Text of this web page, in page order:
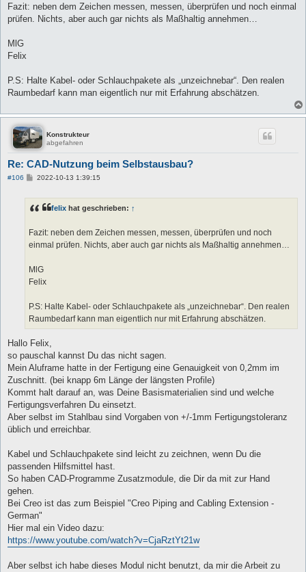
Fazit: neben dem Zeichen messen, messen, überprüfen und noch einmal
prüfen. Nichts, aber auch gar nichts als Maßhaltig annehmen…
MlG
Felix
P.S: Halte Kabel- oder Schlauchpakete als „unzeichnebar“. Den realen
Raumbedarf kann man eigentlich nur mit Erfahrung abschätzen.
Konstrukteur
abgefahren
Re: CAD-Nutzung beim Selbstausbau?
#106
B
r
2022-10-13 1:39:15
felix hat geschrieben: ↑
Fazit: neben dem Zeichen messen, messen, überprüfen und noch
einmal prüfen. Nichts, aber auch gar nichts als Maßhaltig annehmen…
MlG
Felix
P.S: Halte Kabel- oder Schlauchpakete als „unzeichnebar“. Den realen
Raumbedarf kann man eigentlich nur mit Erfahrung abschätzen.
Hallo Felix,
so pauschal kannst Du das nicht sagen.
Mein Aluframe hatte in der Fertigung eine Genauigkeit von 0,2mm im
Zuschnitt. (bei knapp 6m Länge der längsten Profile)
Kommt halt darauf an, was Deine Basismaterialien sind und welche
Fertigungsverfahren Du einsetzt.
Aber selbst im Stahlbau sind Vorgaben von +/-1mm Fertigungstoleranz
üblich und erreichbar.
Kabel und Schlauchpakete sind leicht zu zeichnen, wenn Du die
passenden Hilfsmittel hast.
So haben CAD-Programme Zusatzmodule, die Dir da mit zur Hand
gehen.
Bei Creo ist das zum Beispiel "Creo Piping and Cabling Extension -
German"
Hier mal ein Video dazu:
https://www.youtube.com/watch?v=CjaRztYt21w
Aber selbst ich habe dieses Modul nicht benutzt, da mir die Arbeit zu